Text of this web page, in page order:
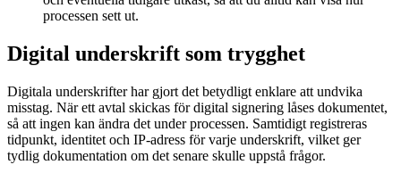
processen sett ut.
Digital underskrift som trygghet
Digitala underskrifter har gjort det betydligt enklare att undvika
misstag. När ett avtal skickas för digital signering låses dokumentet,
så att ingen kan ändra det under processen. Samtidigt registreras
tidpunkt, identitet och IP-adress för varje underskrift, vilket ger
tydlig dokumentation om det senare skulle uppstå frågor.